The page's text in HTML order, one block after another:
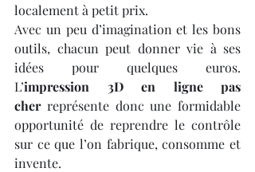
localement à petit prix.
Avec un peu d’imagination et les bons
outils, chacun peut donner vie à ses
idées pour quelques euros.
L’impression 3D en ligne pas
cher représente donc une formidable
opportunité de reprendre le contrôle
sur ce que l’on fabrique, consomme et
invente.